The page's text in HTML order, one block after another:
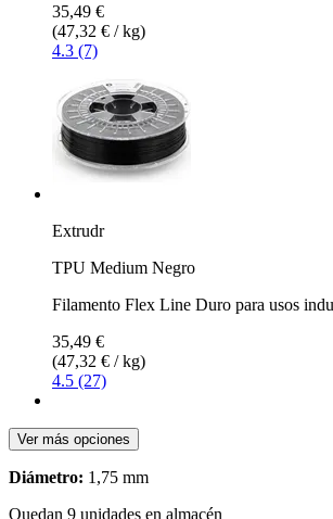
35,49 €
(47,32 € / kg)
4.3 (7)
Extrudr
TPU Medium Negro
Filamento Flex Line Duro para usos
35,49 €
(47,32 € / kg)
4.5 (27)
Ver más opciones
Diámetro: 1,75 mm
Quedan 9 unidades en almacén